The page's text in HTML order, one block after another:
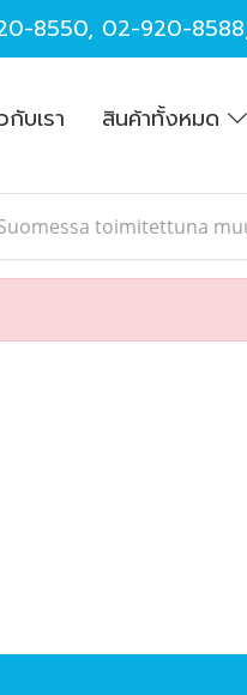
8550, 02-920-8588
กับเรา สินค้าทั้งหมด
toimitettuna